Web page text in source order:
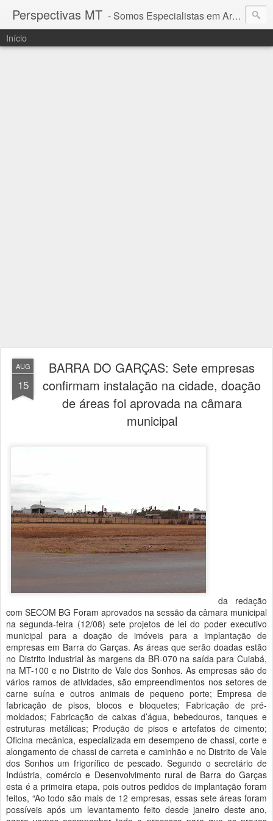
Perspectivas MT - Somos Especialistas em Araguaia - Mato Grosso
Início
AUG
15
BARRA DO GARÇAS: Sete empresas
confirmam instalação na cidade, doação
de áreas foi aprovada na câmara
municipal
da redação
com SECOM BG Foram aprovados na sessão da câmara municipal
na segunda-feira (12/08) sete projetos de lei do poder executivo
municipal para a doação de imóveis para a implantação de
empresas em Barra do Garças. As áreas que serão doadas estão
no Distrito Industrial às margens da BR-070 na saída para Cuiabá,
na MT-100 e no Distrito de Vale dos Sonhos. As empresas são de
vários ramos de atividades, são empreendimentos nos setores de
carne suína e outros animais de pequeno porte; Empresa de
fabricação de pisos, blocos e bloquetes; Fabricação de pré-
moldados; Fabricação de caixas d’água, bebedouros, tanques e
estruturas metálicas; Produção de pisos e artefatos de cimento;
Oficina mecânica, especializada em desempeno de chassi, corte e
alongamento de chassi de carreta e caminhão e no Distrito de Vale
dos Sonhos um frigorífico de pescado. Segundo o secretário de
Indústria, comércio e Desenvolvimento rural de Barra do Garças
esta é a primeira etapa, pois outros pedidos de implantação foram
feitos, “Ao todo são mais de 12 empresas, essas sete áreas foram
possíveis após um levantamento feito desde janeiro deste ano,